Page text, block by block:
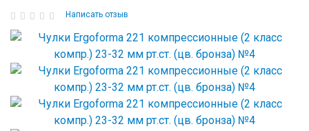
Написать отзыв